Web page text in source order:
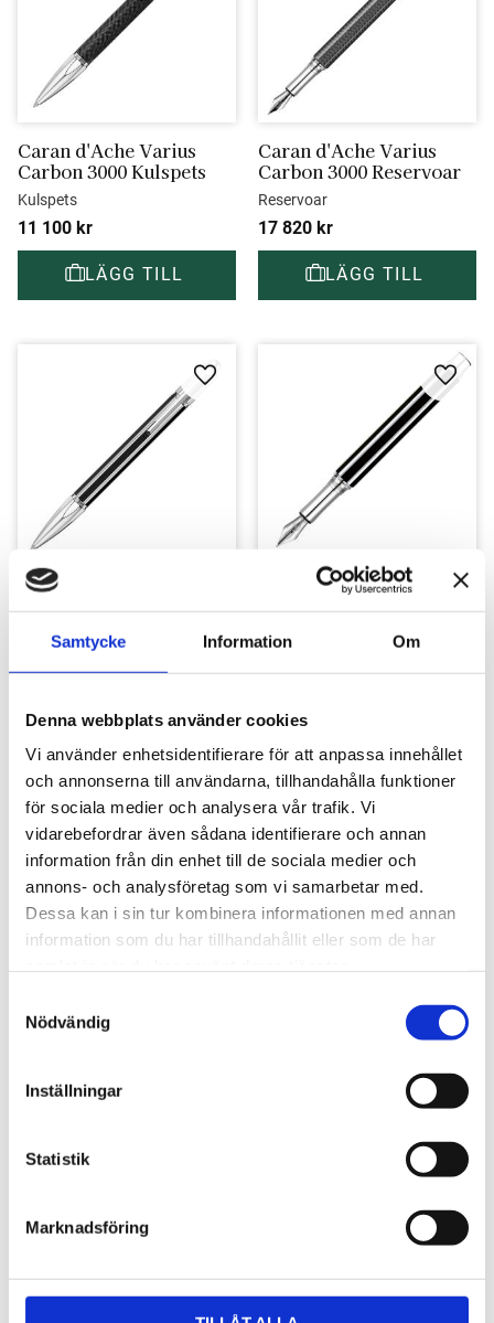
Samtycke Information Om
Denna webbplats använder cookies
Vi använder enhetsidentifierare för att anpassa innehållet
och annonserna till användarna, tillhandahålla funktioner
för sociala medier och analysera vår trafik. Vi
vidarebefordrar även sådana identifierare och annan
information från din enhet till de sociala medier och
annons- och analysföretag som vi samarbetar med.
Dessa kan i sin tur kombinera informationen med annan
information som du har tillhandahållit eller som de har
Nödvändig
Inställningar
Statistik
Marknadsföring
Caran d'Ache Varius
Carbon 3000 Kulspets
Kulspets
11 100 kr
Caran d'Ache Varius
Carbon 3000 Reservoar
Reservoar
17 820 kr
Caran d'Ache Varius
Chinablack Kulspets
Kulspets
10 565kr
Lägg till i favoriter
Caran d'Ache Varius
Chinablack Reservoar
Reservoar
17 820kr
Lägg
Caran d'Ache Varius
Kulspets
Lägg till i favoriter
Caran d'Ache Varius